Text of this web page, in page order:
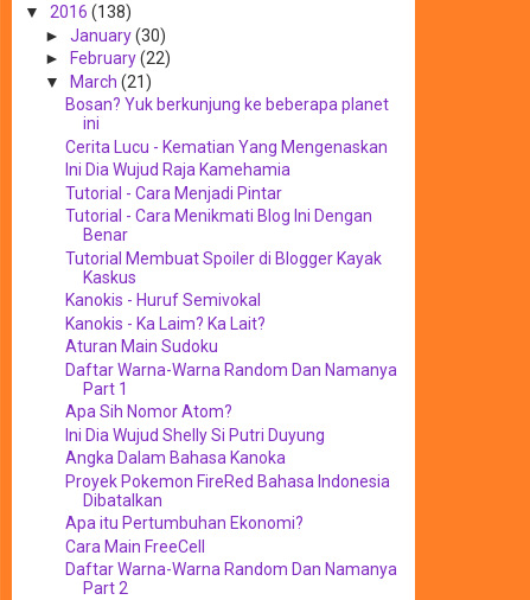
▼ 2016 (138)
► January(30)
►
February(22)
▼
March (21)
Bosan? Yuk berkunjung ke beberapa planet
ini
Cerita Lucu - Kematian Yang Mengenaskan
Ini Dia Wujud Raja Kamehamia
Tutorial - Cara Menjadi Pintar
Tutorial - Cara Menikmati Blog Ini Dengan
Benar
Tutorial Membuat Spoiler di Blogger Kayak
Kaskus
Kanokis - Huruf Semivokal
Kanokis - Ka Laim? Ka Lait?
Aturan Main Sudoku
Daftar Warna-Warna Random Dan Namanya
Part 1
Apa Sih Nomor Atom?
Ini Dia Wujud Shelly Si Putri Duyung
Angka Dalam Bahasa Kanoka
Proyek Pokemon FireRed Bahasa Indonesia
Dibatalkan
Apa itu Pertumbuhan Ekonomi?
Cara Main FreeCell
Daftar Warna-Warna Random Dan Namanya
Part 2